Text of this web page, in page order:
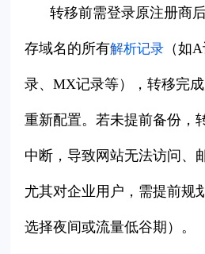
转移前需登录原注册商
存域名的所有解析记录 （如
录、MX记录等），转移完
重新配置。若未提前备份，
中断，导致网站无法访问、
尤其对企业用户，需提前规
选择夜间或流量低谷期）。